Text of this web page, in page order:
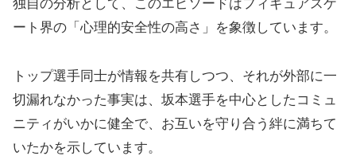
独自の分析として、このエピソードはフィギュアスケ
ート界の「心理的安全性の高さ」を象徴しています。
トップ選手同士が情報を共有しつつ、それが外部に一
切漏れなかった事実は、坂本選手を中心としたコミュ
ニティがいかに健全で、お互いを守り合う絆に満ちて
いたかを示しています。